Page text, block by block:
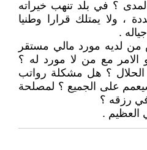
المدى ؟ في بلد تنهب خيراته
، ولا يمتلك قرارا وطنيا
.
لديه مورد مالي مستقر
الامر مع من لا مورد له ؟
الحلال ؟ هل مشكلة رواتب
على الجميع ؟ لمصلحة
رزقه ؟
العظيم .